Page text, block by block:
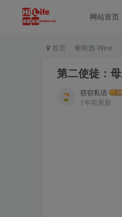
网站首页
首页 葡萄酒-Wine
第二使徒：
窃窃私语
1年前更新